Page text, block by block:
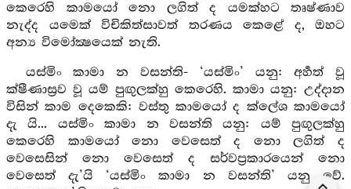
කෙරෙහි කාමයෝ නො ලගිත් ද යමක්හට තෘෂ්ණාව
නැද්ද යමෙක් විචිකිත්සාවත් තරණය කෙළේ ද, ඔහට
අන්‍ය විමෝක්‍ෂයෙක් නැති.
යස්මිං කාමා න වසන්ති- ‘යස්මිං’ යනු: අර්‍හත් වූ
ක්ෂීණාස්‍රව වූ යම් පුඟුලක්හු කෙරෙහි. කාමා යනු: උද්දාන
විසින් කාම දෙකෙකි: වස්තු කාමයෝ ද ක්ලේශ කාමයෝ
දැ යි... යස්මිං කාමා න වසන්ති යනු: යම් පුඟුලක්හු
කෙරෙහි කාමයෝ නො වෙසෙත් ද නො ලගිත් ද
වෙසෙසින් නො වෙසෙත් ද සර්වප්‍රකාරයෙන් නො
වෙසෙත් දැ’යි ‘යස්මිං කාමා න වසන්ති’ යනු වේ.